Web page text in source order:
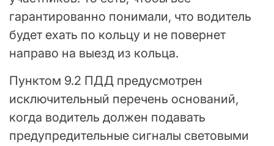
гарантированно понимали, что водитель
будет ехать по кольцу и не повернет
направо на выезд из кольца.
Пунктом 9.2 ПДД предусмотрен
исключительный перечень оснований,
когда водитель должен подавать
предупредительные сигналы световыми